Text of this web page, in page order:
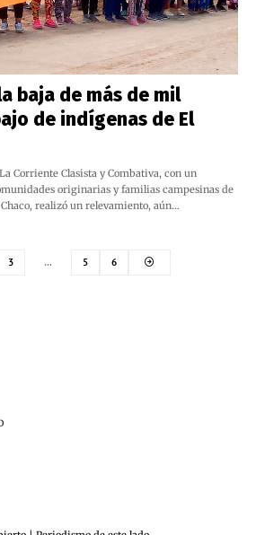
baja de más de mil
de indígenas de El
Corriente Clasista y Combativa, con un
originarias y familias campesinas de
realizó un relevamiento, aún…
3 … 5 6